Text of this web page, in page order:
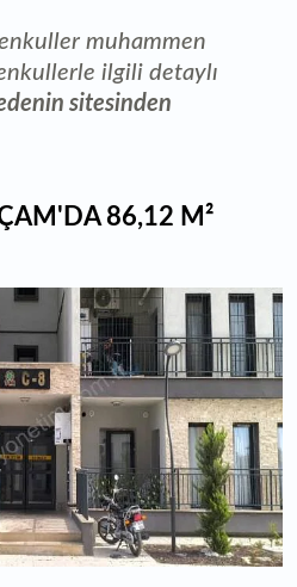
muhammen
ilgili detaylı
sitesinden
86,12 M²